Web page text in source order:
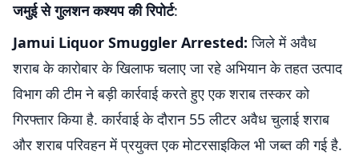
जमुई से गुलशन कश्यप की रिपोर्ट:
Jamui Liquor Smuggler Arrested: जिले में अवैध
शराब के कारोबार के खिलाफ चलाए जा रहे अभियान के तहत उत्पाद
विभाग की टीम ने बड़ी कार्रवाई करते हुए एक शराब तस्कर को
गिरफ्तार किया है. कार्रवाई के दौरान 55 लीटर अवैध चुलाई शराब
और शराब परिवहन में प्रयुक्त एक मोटरसाइकिल भी जब्त की गई है.